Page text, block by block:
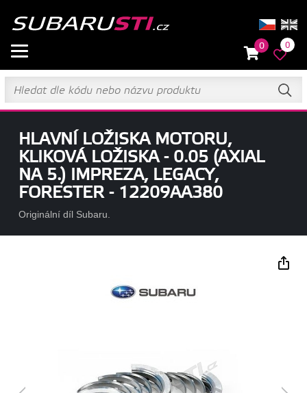
0 0
HLAVNÍ LOŽISKA MOTORU,
KLIKOVÁ LOŽISKA - 0.05 (AXIAL
NA 5.) IMPREZA, LEGACY,
FORESTER - 12209AA380
Originální díl Subaru.